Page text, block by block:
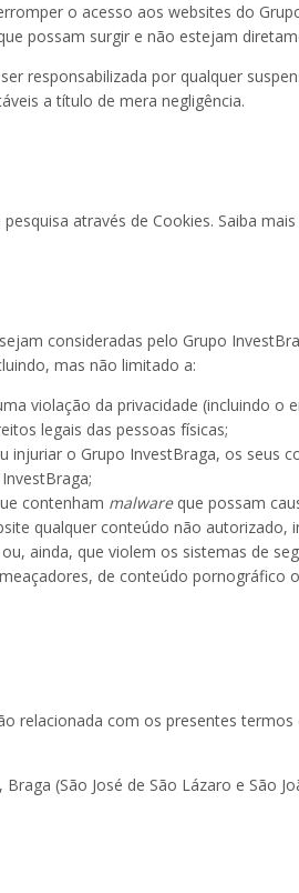
o acesso aos websites do
possam surgir e não estejam
responsabilizada por qualquer
a título de mera negligência.
através de Cookies. Saiba mais
consideradas pelo Grupo
mas não limitado a:
violação da privacidade (incluindo
legais das pessoas físicas;
injuriar o Grupo InvestBraga, os seus
contenham malwareque possam
qualquer conteúdo não
ainda, que violem os sistemas de
de conteúdo
relacionada com os presentes
(São José de São Lázaro e São